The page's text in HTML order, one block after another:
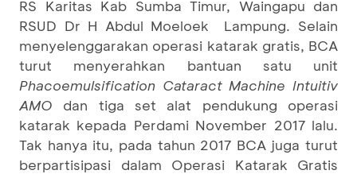
RS Karitas Kab Sumba Timur, Waingapu dan
RSUD Dr H Abdul Moeloek Lampung. Selain
menyelenggarakan operasi katarak gratis, BCA
turut menyerahkan bantuan satu unit
Phacoemulsification Cataract Machine Intuitiv
AMO dan tiga set alat pendukung operasi
katarak kepada Perdami November 2017 lalu.
Tak hanya itu, pada tahun 2017 BCA juga turut
berpartisipasi dalam Operasi Katarak Gratis